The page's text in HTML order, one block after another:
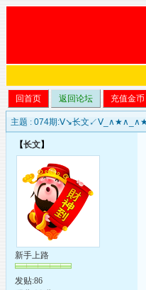
回首页 返回论坛 充值金币
主题 : 074期:Ⅴ↘长文
【长文】
新手上路
发贴:86